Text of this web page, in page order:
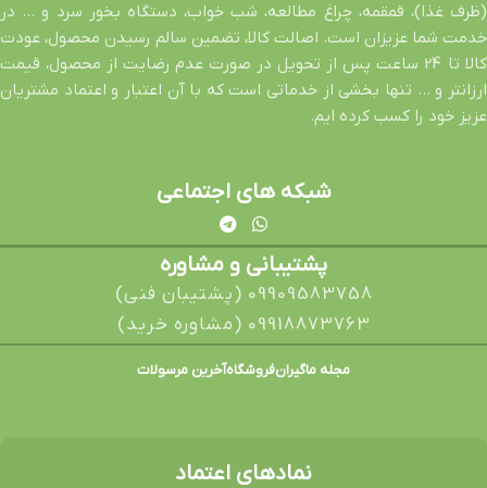
(ظرف غذا)، قمقمه، چراغ مطالعه، شب خواب، دستگاه بخور سرد و … در
خدمت شما عزیزان است. اصالت کالا، تضمین سالم رسیدن محصول، عودت
کالا تا 24 ساعت پس از تحویل در صورت عدم رضایت از محصول، قیمت
ارزانتر و … تنها بخشی از خدماتی است که با آن اعتبار و اعتماد مشتریان
عزیز خود را کسب کرده ایم.
شبکه های اجتماعی
پشتیبانی و مشاوره
09909583758 (پشتیبان فنی)
09918873763 (مشاوره خرید)
مجله ماگیرانفروشگاهآخرین مرسولات
نمادهای اعتماد